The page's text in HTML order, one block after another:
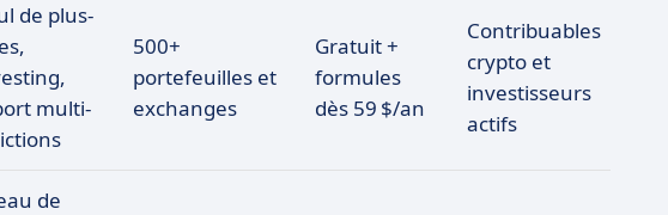
de plus-
multi-
500+
portefeuilles et
exchanges
Gratuit +
formules
dès 59 $/an
Contribuables
crypto et
investisseurs
actifs
de